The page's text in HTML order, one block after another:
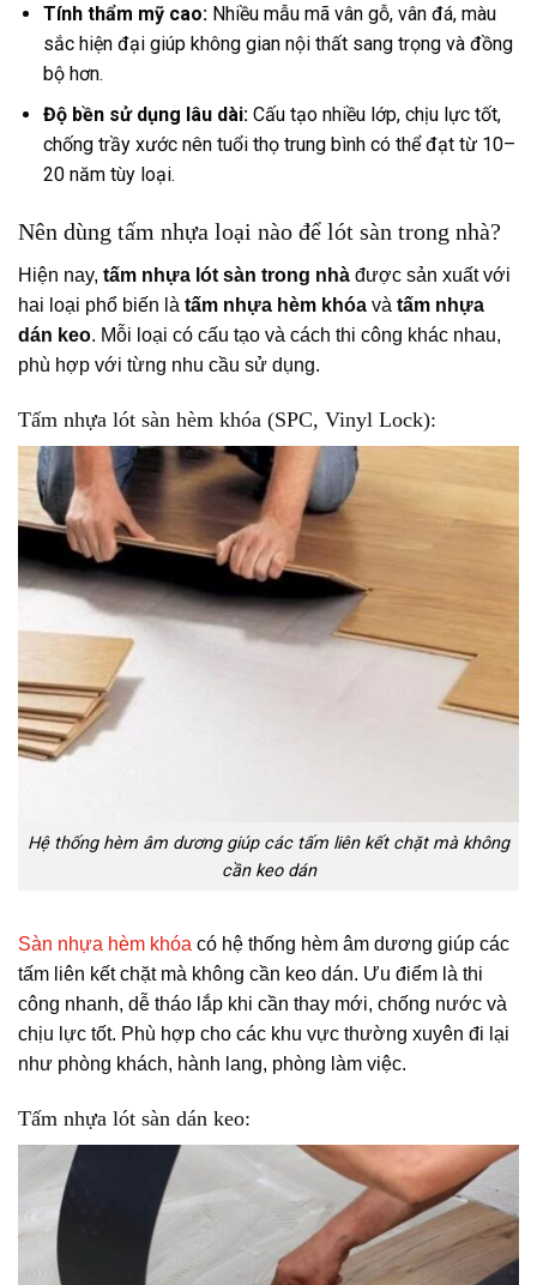
Tính thẩm mỹ cao:Nhiều mẫu mã vân gỗ, vân đá, màu
sắc hiện đại giúp không gian nội thất sang trọng và đồng
bộ hơn.
Độ bền sử dụng lâu dài:Cấu tạo nhiều lớp, chịu lực tốt,
chống trầy xước nên tuổi thọ trung bình có thể đạt từ 10–
20 năm tùy loại.
Nên dùng tấm nhựa loại nào để lót sàn trong nhà?
Hiện nay, tấm nhựa lót sàn trong nhà được sản xuất với
hai loại phổ biến là tấm nhựa hèm khóa và tấm nhựa
dán keo. Mỗi loại có cấu tạo và cách thi công khác nhau,
phù hợp với từng nhu cầu sử dụng.
Tấm nhựa lót sàn hèm khóa (SPC, Vinyl Lock):
Hệ thống hèm âm dương giúp các tấm liên kết chặt mà không
cần keo dán
Sàn nhựa hèm khóa có hệ thống hèm âm dương giúp các
tấm liên kết chặt mà không cần keo dán. Ưu điểm là thi
công nhanh, dễ tháo lắp khi cần thay mới, chống nước và
chịu lực tốt. Phù hợp cho các khu vực thường xuyên đi lại
như phòng khách, hành lang, phòng làm việc.
Tấm nhựa lót sàn dán keo: